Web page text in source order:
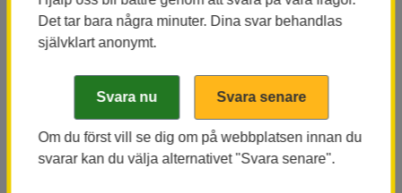
skogsfågelarter, oavsett kön.
max 6 st fåglar per dygn.
Det tar bara några minuter. Dina svar behandlas
självklart anonymt.
Om du först vill se dig om på webbplatsen innan du
svarar kan du välja alternativet "Svara senare".